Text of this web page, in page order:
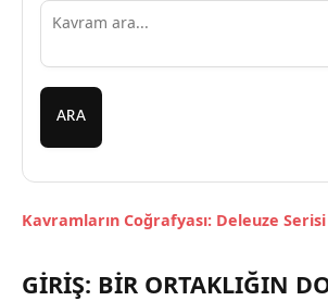
ARA
Kavramların Coğrafyası: Deleuze
GİRİŞ: BİR ORTAKLIĞIN